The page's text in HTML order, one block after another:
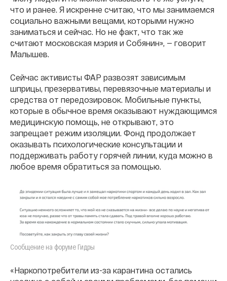
что и ранее. Я искренне считаю, что мы занимаемся
социально важными вещами, которыми нужно
заниматься и сейчас. Но не факт, что так же
считают московская мэрия и Собянин», — говорит
Малышев.
Сейчас активисты ФАР развозят зависимым
шприцы, презервативы, перевязочные материалы и
средства от передозировок. Мобильные пункты,
которые в обычное время оказывают нуждающимся
медицинскую помощь, не открывают, это
запрещает режим изоляции. Фонд продолжает
оказывать психологические консультации и
поддерживать работу горячей линии, куда можно в
любое время обратиться за помощью.
Сообщение на форуме Гидры
«Наркопотребители из-за карантина остались